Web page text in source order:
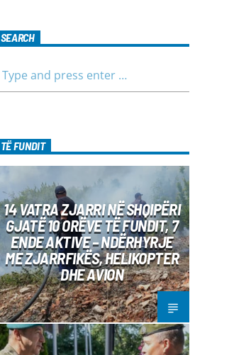
SEARCH
TË FUNDIT
14 VATRA ZJARRI NË SHQIPËRI
GJATË 10 ORËVE TË FUNDIT, 7
ENDE AKTIVE – NDËRHYRJE
ME ZJARRFIKËS, HELIKOPTER
DHE AVION